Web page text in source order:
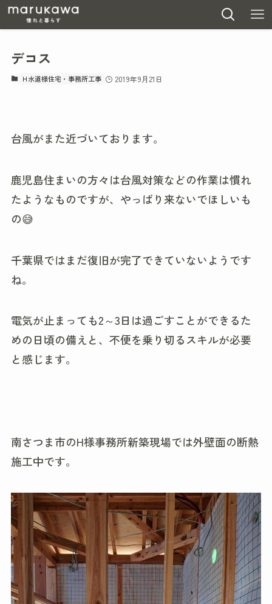
デコス
Ｈ水道様住宅・事務所工事 2019年9月21日
台風がまた近づいております。
鹿児島住まいの方々は台風対策などの作業は慣れ
たようなものですが、やっぱり来ないでほしいも
の😅
千葉県ではまだ復旧が完了できていないようです
ね。
電気が止まっても2～3日は過ごすことができるた
めの日頃の備えと、不便を乗り切るスキルが必要
と感じます。
南さつま市のH様事務所新築現場では外壁面の断熱
施工中です。